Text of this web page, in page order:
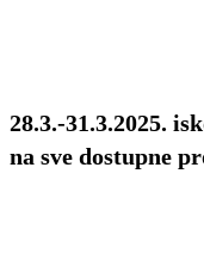
28.3.-31.3.2025.
na sve dostupne